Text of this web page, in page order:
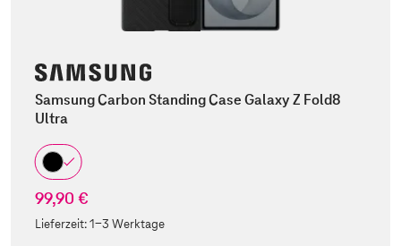
Samsung Carbon Standing Case Galaxy Z Fold8
Ultra
99,90 €
Lieferzeit:1-3 Werktage